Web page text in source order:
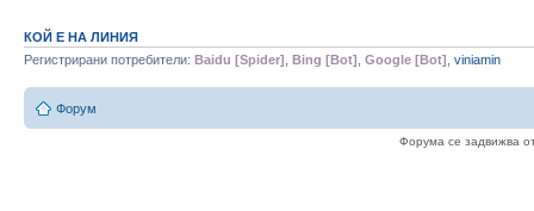
КОЙ Е НА ЛИНИЯ
Регистрирани потребители: Baidu [Spider] Bing [Bot] Google [Bot] viniamin
Форум
Форума се задвижва